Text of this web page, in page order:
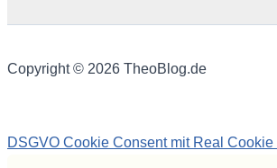
Copyright © 2026 TheoBlog.de
DSGVO Cookie Consent mit Real Cookie